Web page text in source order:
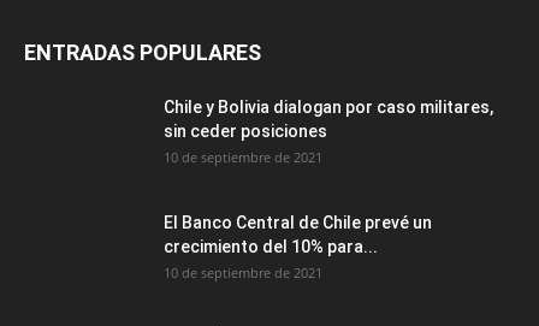
ENTRADAS POPULARES
Chile y Bolivia dialogan por caso militares,
sin ceder posiciones
10 de septiembre de 2021
El Banco Central de Chile prevé un
crecimiento del 10% para...
10 de septiembre de 2021